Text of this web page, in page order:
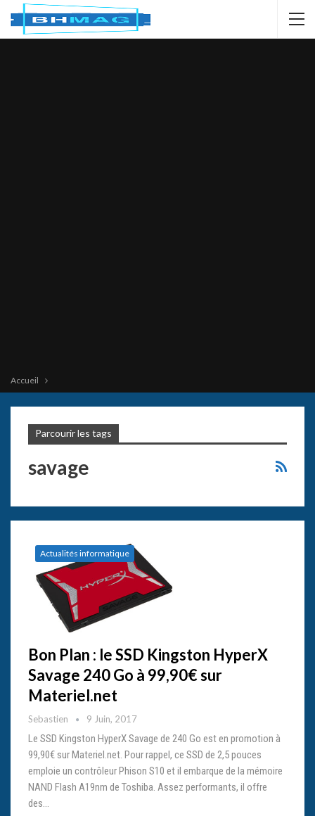
Accueil
Parcourir les tags
savage
Actualités informatique
Bon Plan : le SSD Kingston HyperX
Savage 240 Go à 99,90€ sur
Materiel.net
Sebastien 9 Juin, 2017
Le SSD Kingston HyperX Savage de 240 Go est en promotion à
99,90€ sur Materiel.net. Pour rappel, ce SSD de 2,5 pouces
emploie un contrôleur Phison S10 et il embarque de la mémoire
NAND Flash A19nm de Toshiba. Assez performants, il offre
des…